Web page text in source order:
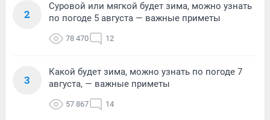
2
Суровой или мягкой будет зима, можно узнать
по погоде 5 августа — важные приметы
78 470 12
3
Какой будет зима, можно узнать по погоде 7
августа, — важные приметы
57 867 14